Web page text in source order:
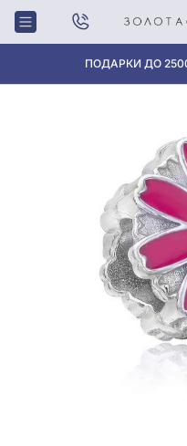
АКЦИЯ ДЛЯ
Главная Серебряная